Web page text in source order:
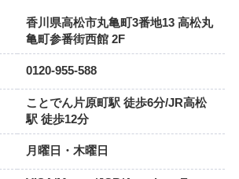
香川県高松市丸亀町3番地13 高松丸
亀町参番街西館 2F
0120-955-588
ことでん片原町駅 徒歩6分/JR高松
駅 徒歩12分
月曜日・木曜日